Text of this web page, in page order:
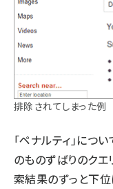
排除されてしまった例
「ペナルティ」につ
のものずばりのクエ
索結果のずっと下位